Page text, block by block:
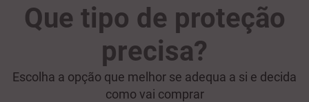
Que tipo de proteção
precisa?
Escolha a opção que melhor se adequa a si e decida
como vai comprar